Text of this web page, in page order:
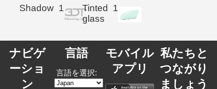
Shadow 1
Tinted
glass
1
ナビゲ
ーショ
ン
言語
言語を選択:
モバイル
アプリ
私たちと
つながり
ましょう